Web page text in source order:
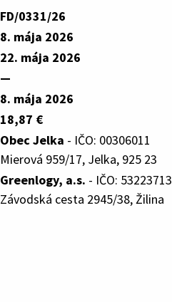
FD/0331/26
8. mája 2026
22. mája 2026
—
8. mája 2026
18,87 €
Obec Jelka - IČO: 00306011
Mierová 959/17, Jelka, 925 23
Greenlogy, a.s. - IČO: 53223713
Závodská cesta 2945/38, Žilina